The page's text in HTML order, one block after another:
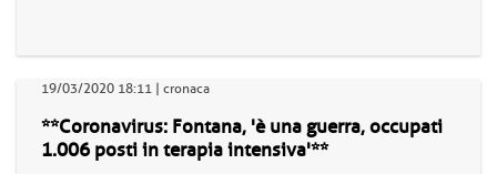
19/03/2020 18:11 | cronaca
**Coronavirus: Fontana, 'è una guerra, occupati
1.006 posti in terapia intensiva'**